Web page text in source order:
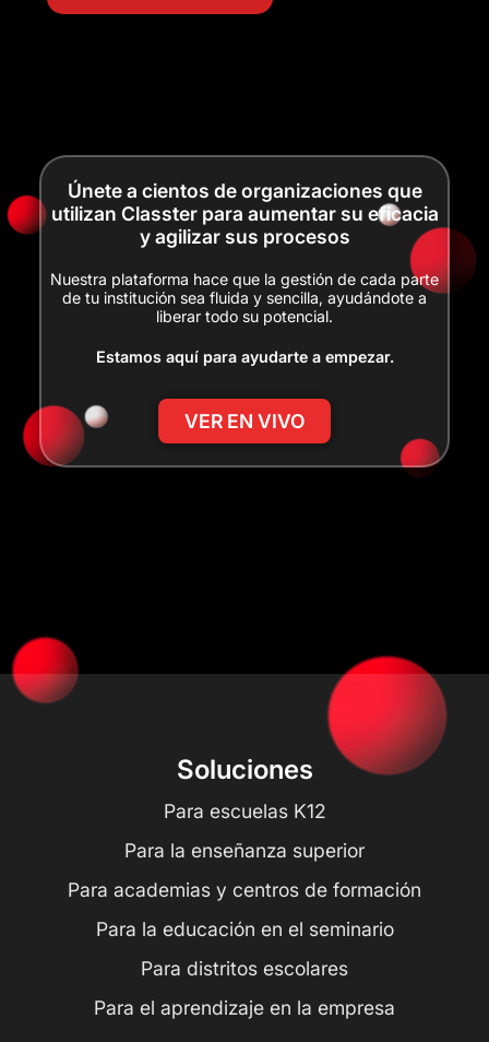
Únete a cientos de organizaciones que
utilizan Classter para aumentar su eficacia
y agilizar sus procesos
Nuestra plataforma hace que la gestión de cada parte
de tu institución sea fluida y sencilla, ayudándote a
liberar todo su potencial.
Estamos aquí para ayudarte a empezar.
VER EN VIVO
Soluciones
Para escuelas K12
Para la enseñanza superior
Para academias y centros de formación
Para la educación en el seminario
Para distritos escolares
Para el aprendizaje en la empresa